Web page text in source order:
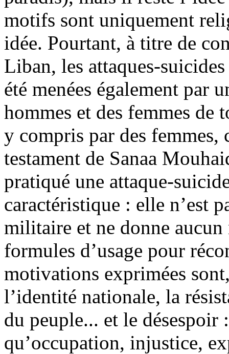
motifs sont uniquement
idée. Pourtant, à titre de
Liban, les attaques-
été menées également par
hommes et des femmes de
y compris par des
testament de Sanaa
pratiqué une attaque-
caractéristique : elle n’est
militaire et ne donne
formules d’usage pour
motivations exprimées
l’identité nationale, la
du peuple... et le
qu’occupation, injustice,